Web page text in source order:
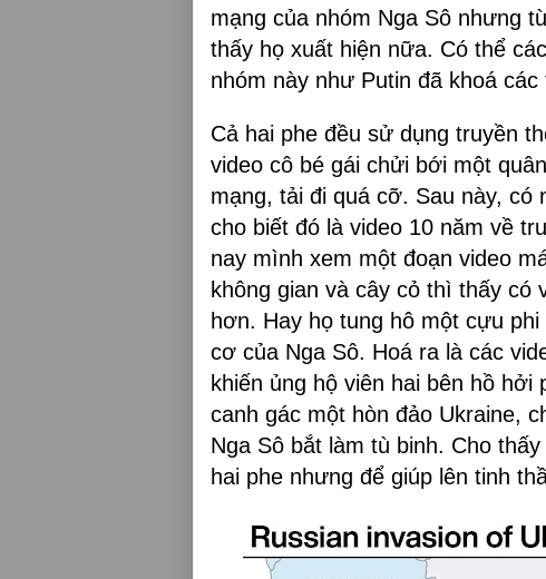
mạng của nhóm Nga Sô nhưng
thấy họ xuất hiện nữa. Có thể
nhóm này như Putin đã khoá
Cả hai phe đều sử dụng truyền
video cô bé gái chửi bới một
mạng, tải đi quá cỡ. Sau này,
cho biết đó là video 10 năm về
nay mình xem một đoạn video
không gian và cây cỏ thì thấy có
hơn. Hay họ tung hô một cựu
cơ của Nga Sô. Hoá ra là các
khiến ủng hộ viên hai bên hồ
canh gác một hòn đảo Ukraine,
Nga Sô bắt làm tù binh. Cho
hai phe nhưng để giúp lên tinh